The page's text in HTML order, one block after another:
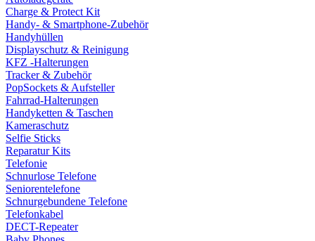
Charge & Protect Kit
Handy- & Smartphone-Zubehör
Handyhüllen
Displayschutz & Reinigung
KFZ -Halterungen
Tracker & Zubehör
PopSockets & Aufsteller
Fahrrad-Halterungen
Handyketten & Taschen
Kameraschutz
Selfie Sticks
Reparatur Kits
Telefonie
Schnurlose Telefone
Seniorentelefone
Schnurgebundene Telefone
Telefonkabel
DECT-Repeater